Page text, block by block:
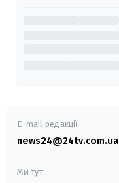
E-mail редакції
news24@24tv.com.ua
Ми тут: